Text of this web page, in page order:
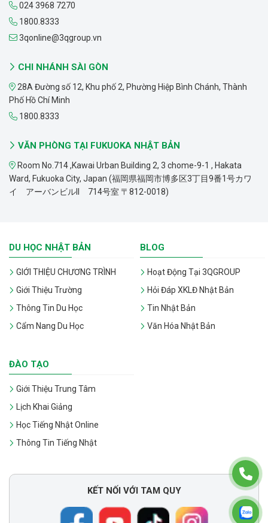
024 3968 7270
1800.8333
3qonline@3qgroup.vn
CHI NHÁNH SÀI GÒN
28A Đường số 12, Khu phố 2, Phường Hiệp Bình Chánh, Thành
Phố Hồ Chí Minh
1800.8333
VĂN PHÒNG TẠI FUKUOKA NHẬT BẢN
Room No.714 ,Kawai Urban Building 2, 3 chome-9-1 , Hakata
Ward, Fukuoka City, Japan (福岡県福岡市博多区3丁目9番1号カワ
イ アーバンビルII 714号室 〒812-0018)
DU HỌC NHẬT BẢN
GIỚI THIỆU CHƯƠNG TRÌNH
Giới Thiệu Trường
Thông Tin Du Học
Cẩm Nang Du Học
BLOG
Hoạt Động Tại 3QGROUP
Hỏi Đáp XKLĐ Nhật Bản
Tin Nhật Bản
Văn Hóa Nhật Bản
ĐÀO TẠO
Giới Thiệu Trung Tâm
Lịch Khai Giảng
Học Tiếng Nhật Online
Thông Tin Tiếng Nhật
KẾT NỐI VỚI TAM QUY